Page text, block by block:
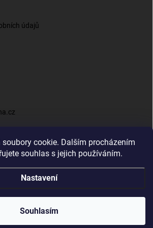
cookie. Dalším procházením
souhlas s jejich používáním.
Nastavení
Souhlasím
údajů